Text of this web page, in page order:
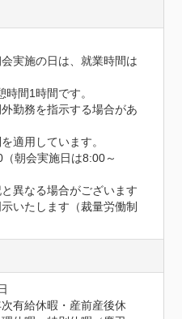
実施の日は、就業時間は
時間1時間です。
勤務を指示する場合があ
適用しています。
朝会実施日は8:00～
異なる場合がございます
いたします（裁量労働制
有給休暇・産前産後休